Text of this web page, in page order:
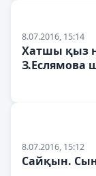
8.07.2016, 15:14
Хатшы қыз
З.Еслямова
8.07.2016, 15:12
Сайқын.